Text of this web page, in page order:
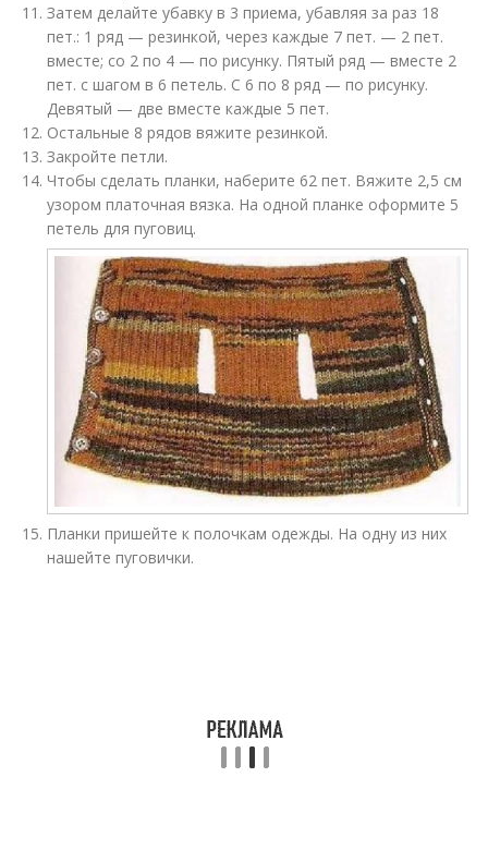
Затем делайте убавку в 3 приема, убавляя за раз 18
пет.: 1 ряд — резинкой, через каждые 7 пет. — 2 пет.
вместе; со 2 по 4 — по рисунку. Пятый ряд — вместе 2
пет. с шагом в 6 петель. С 6 по 8 ряд — по рисунку.
Девятый — две вместе каждые 5 пет.
Остальные 8 рядов вяжите резинкой.
Закройте петли.
Чтобы сделать планки, наберите 62 пет. Вяжите 2,5 см
узором платочная вязка. На одной планке оформите 5
петель для пуговиц.
Планки пришейте к полочкам одежды. На одну из них
нашейте пуговички.